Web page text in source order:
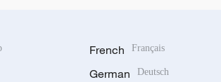
French Français
German Deutsch